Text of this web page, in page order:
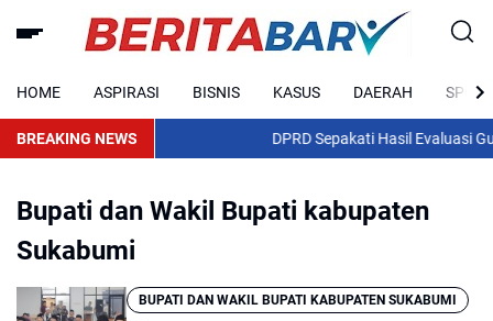
HOME ASPIRASI BISNIS KASUS DAERAH SPORT
BREAKING NEWS DPRD Sepakati Hasil Evaluasi
Bupati dan Wakil Bupati kabupaten
Sukabumi
BUPATI DAN WAKIL BUPATI KABUPATEN SUKABUMI